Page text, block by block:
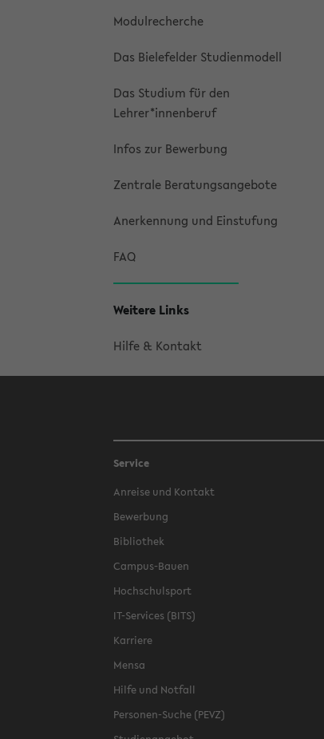
Modulrecherche
Das Bielefelder Studienmodell
Das Studium für den
Lehrer*innenberuf
Infos zur Bewerbung
Zentrale Beratungsangebote
Anerkennung und Einstufung
FAQ
Weitere Links
Hilfe & Kontakt
Service
Anreise und Kontakt
Bewerbung
Bibliothek
Campus-Bauen
Hochschulsport
IT-Services (BITS)
Karriere
Mensa
Hilfe und Notfall
Personen-Suche (PEVZ)